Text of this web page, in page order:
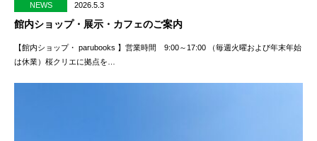
NEWS 2026.5.3
館内ショップ・展示・カフェのご案内
【館内ショップ・ parubooks 】営業時間 9:00～17:00 （毎週火曜および年末年始
は休業）桜クリエに拠点を…